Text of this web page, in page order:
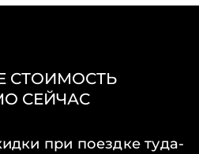
СТОИМОСТЬ
СЕЙЧАС
при поездке туда-